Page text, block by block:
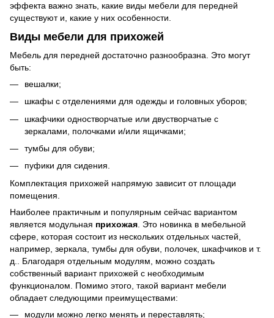
эффекта важно знать, какие виды мебели для передней
существуют и, какие у них особенности.
Виды мебели для прихожей
Мебель для передней достаточно разнообразна. Это могут
быть:
вешалки;
шкафы с отделениями для одежды и головных уборов;
шкафчики одностворчатые или двустворчатые с
зеркалами, полочками и/или ящичками;
тумбы для обуви;
пуфики для сидения.
Комплектация прихожей напрямую зависит от площади
помещения.
Наиболее практичным и популярным сейчас вариантом
является модульная прихожая . Это новинка в мебельной
сфере, которая состоит из нескольких отдельных частей,
например, зеркала, тумбы для обуви, полочек, шкафчиков и т.
д.. Благодаря отдельным модулям, можно создать
собственный вариант прихожей с необходимым
функционалом. Помимо этого, такой вариант мебели
обладает следующими преимуществами:
модули можно легко менять и переставлять;